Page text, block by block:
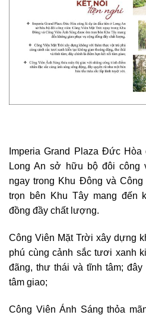
Imperia Grand Plaza Đức
Long An sở hữu bộ đôi công
ngay trong Khu Đông và
trọn bên Khu Tây mang đến
đồng đầy chất lượng.
Công Viên Mặt Trời xây dựng
phú cùng cảnh sắc tươi xanh
đãng, thư thái và tĩnh tâm;
tâm giao;
Công Viên Ánh Sáng thỏa